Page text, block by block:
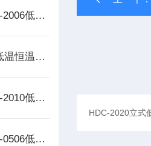
【诺基仪器】DC-2006低温恒温槽生产厂家*
诺基牌DC-2020低温恒温槽厂家大量*
【诺基仪器】DC-2010低温恒温槽*，质量可靠
【诺基仪器】DC-0506低温恒温槽*